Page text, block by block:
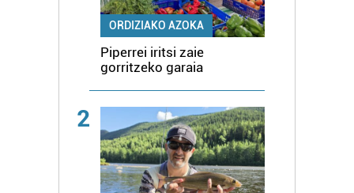
ORDIZIAKO AZOKA
Piperrei iritsi zaie
gorritzeko garaia
2